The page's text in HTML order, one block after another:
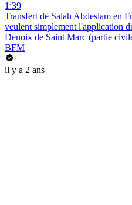
1:39
Transfert de Salah Abdeslam en
veulent simplement l'application
Denoix de Saint Marc (partie
BFM
il y a 2 ans